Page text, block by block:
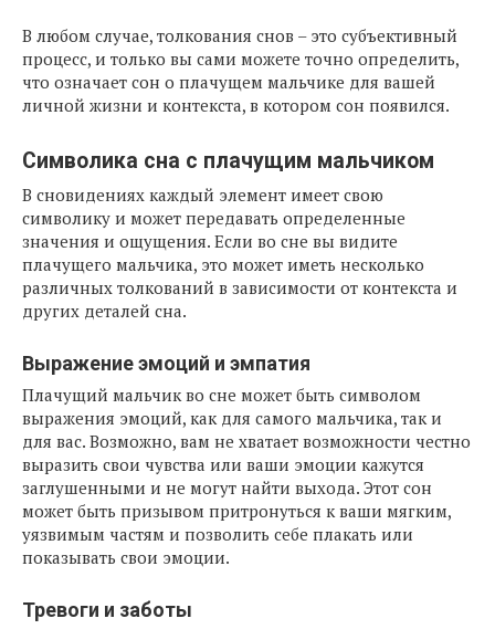
В любом случае, толкования снов – это субъективный
процесс, и только вы сами можете точно определить,
что означает сон о плачущем мальчике для вашей
личной жизни и контекста, в котором сон появился.
Символика сна с плачущим мальчиком
В сновидениях каждый элемент имеет свою
символику и может передавать определенные
значения и ощущения. Если во сне вы видите
плачущего мальчика, это может иметь несколько
различных толкований в зависимости от контекста и
других деталей сна.
Выражение эмоций и эмпатия
Плачущий мальчик во сне может быть символом
выражения эмоций, как для самого мальчика, так и
для вас. Возможно, вам не хватает возможности честно
выразить свои чувства или ваши эмоции кажутся
заглушенными и не могут найти выхода. Этот сон
может быть призывом притронуться к ваши мягким,
уязвимым частям и позволить себе плакать или
показывать свои эмоции.
Тревоги и заботы